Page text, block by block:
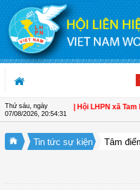
Truy cập nội dung luôn
Thứ sáu, ngày
07/08/2026, 20:54:33
hội viên | Hội LHPN xã Tam Ngãi,
Tin tức sự kiện Tâm